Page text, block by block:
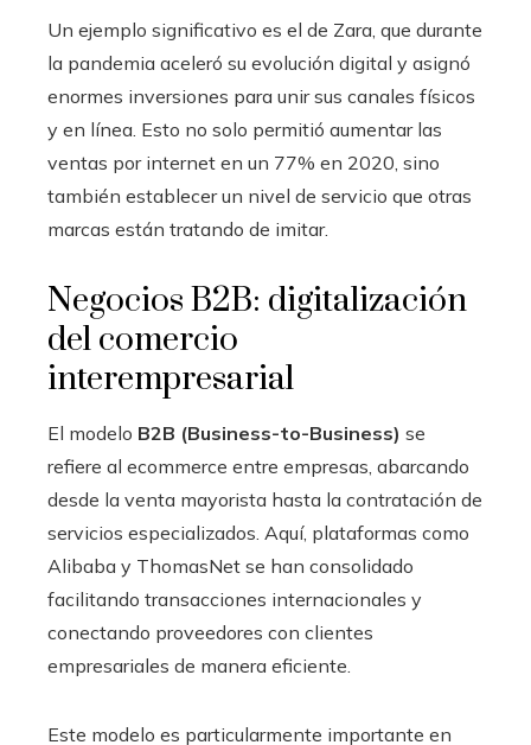
Un ejemplo significativo es el de Zara, que durante
la pandemia aceleró su evolución digital y asignó
enormes inversiones para unir sus canales físicos
y en línea. Esto no solo permitió aumentar las
ventas por internet en un 77% en 2020, sino
también establecer un nivel de servicio que otras
marcas están tratando de imitar.
Negocios B2B: digitalización
del comercio
interempresarial
El modelo B2B (Business-to-Business) se
refiere al ecommerce entre empresas, abarcando
desde la venta mayorista hasta la contratación de
servicios especializados. Aquí, plataformas como
Alibaba y ThomasNet se han consolidado
facilitando transacciones internacionales y
conectando proveedores con clientes
empresariales de manera eficiente.
Este modelo es particularmente importante en